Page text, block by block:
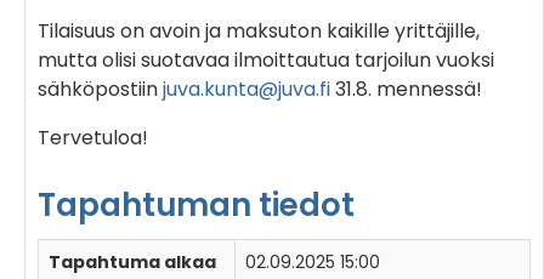
Tilaisuus on avoin ja maksuton kaikille yrittäjille,
mutta olisi suotavaa ilmoittautua tarjoilun vuoksi
sähköpostiinjuva.kunta@juva.fi31.8. mennessä!
Tervetuloa!
Tapahtuman tiedot
Tapahtuma alkaa
02.09.2025 15:00